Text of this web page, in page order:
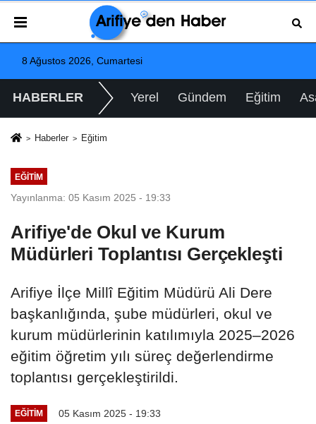
8 Ağustos 2026, Cumartesi
HABERLER Yerel Gündem Eğitim
Haberler Eğitim
EĞITIM
Yayınlanma: 05 Kasım 2025 - 19:33
Arifiye'de Okul ve Kurum
Müdürleri Toplantısı Gerçekleşti
Arifiye İlçe Millî Eğitim Müdürü Ali Dere
başkanlığında, şube müdürleri, okul ve
kurum müdürlerinin katılımıyla 2025–2026
eğitim öğretim yılı süreç değerlendirme
toplantısı gerçekleştirildi.
EĞITIM 05 Kasım 2025 - 19:33